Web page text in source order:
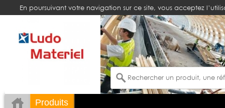
En poursuivant votre navigation sur ce site, vous acceptez
Produits